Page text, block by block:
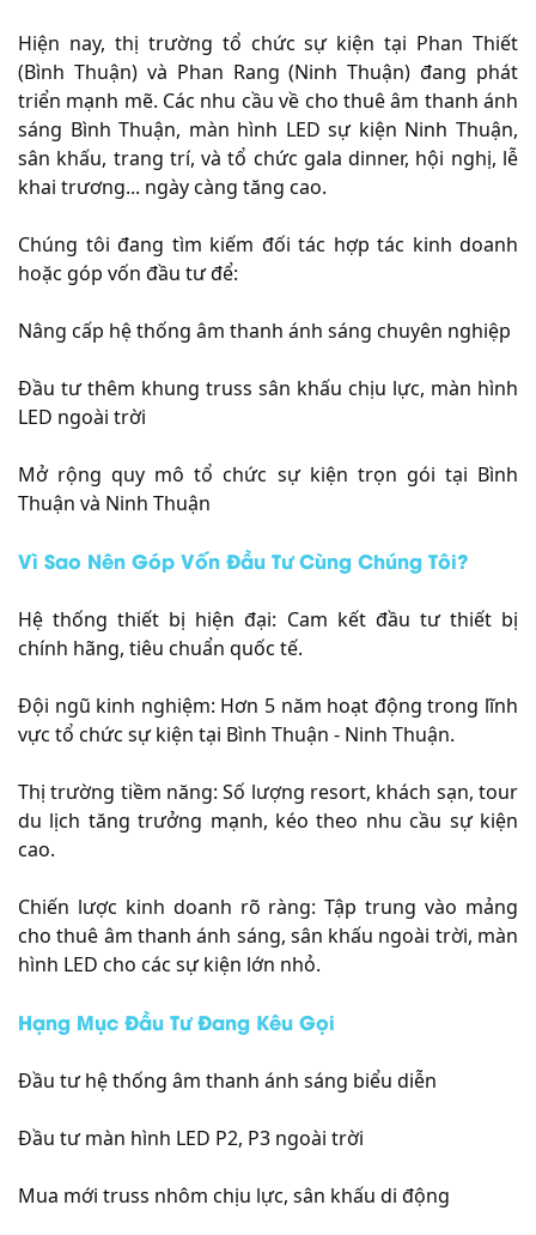
Hiện nay, thị trường tổ chức sự kiện tại Phan Thiết
(Bình Thuận) và Phan Rang (Ninh Thuận) đang phát
triển mạnh mẽ. Các nhu cầu về cho thuê âm thanh ánh
sáng Bình Thuận, màn hình LED sự kiện Ninh Thuận,
sân khấu, trang trí, và tổ chức gala dinner, hội nghị, lễ
khai trương... ngày càng tăng cao.
Chúng tôi đang tìm kiếm đối tác hợp tác kinh doanh
hoặc góp vốn đầu tư để:
Nâng cấp hệ thống âm thanh ánh sáng chuyên nghiệp
Đầu tư thêm khung truss sân khấu chịu lực, màn hình
LED ngoài trời
Mở rộng quy mô tổ chức sự kiện trọn gói tại Bình
Thuận và Ninh Thuận
Vì Sao Nên Góp Vốn Đầu Tư Cùng Chúng Tôi?
Hệ thống thiết bị hiện đại: Cam kết đầu tư thiết bị
chính hãng, tiêu chuẩn quốc tế.
Đội ngũ kinh nghiệm: Hơn 5 năm hoạt động trong lĩnh
vực tổ chức sự kiện tại Bình Thuận - Ninh Thuận.
Thị trường tiềm năng: Số lượng resort, khách sạn, tour
du lịch tăng trưởng mạnh, kéo theo nhu cầu sự kiện
cao.
Chiến lược kinh doanh rõ ràng: Tập trung vào mảng
cho thuê âm thanh ánh sáng, sân khấu ngoài trời, màn
hình LED cho các sự kiện lớn nhỏ.
Hạng Mục Đầu Tư Đang Kêu Gọi
Đầu tư hệ thống âm thanh ánh sáng biểu diễn
Đầu tư màn hình LED P2, P3 ngoài trời
Mua mới truss nhôm chịu lực, sân khấu di động